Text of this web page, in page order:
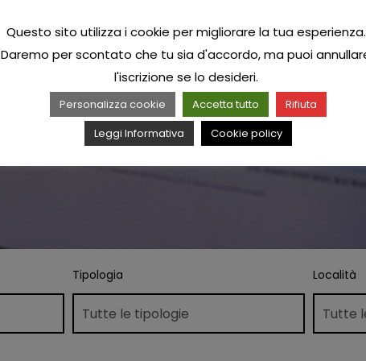
Tipologia Località
Questo sito utilizza i cookie per migliorare la tua esperienza.
Daremo per scontato che tu sia d'accordo, ma puoi
l'iscrizione se lo desideri.
Personalizza cookie Accetta tutto
Rifiuta
Leggi Informativa
Cookie policy